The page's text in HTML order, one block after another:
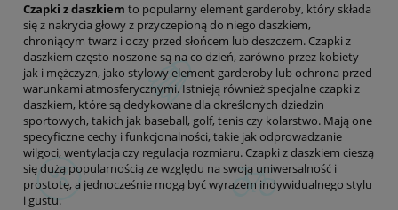
Czapki z daszkiem to popularny element garderoby, który składa
się z nakrycia głowy z przyczepioną do niego daszkiem,
chroniącym twarz i oczy przed słońcem lub deszczem. Czapki z
daszkiem często noszone są na co dzień, zarówno przez kobiety
jak i mężczyzn, jako stylowy element garderoby lub ochrona przed
warunkami atmosferycznymi. Istnieją również specjalne czapki z
daszkiem, które są dedykowane dla określonych dziedzin
sportowych, takich jak baseball, golf, tenis czy kolarstwo. Mają one
specyficzne cechy i funkcjonalności, takie jak odprowadzanie
wilgoci, wentylacja czy regulacja rozmiaru. Czapki z daszkiem cieszą
się dużą popularnością ze względu na swoją uniwersalność i
prostotę, a jednocześnie mogą być wyrazem indywidualnego stylu
i gustu.